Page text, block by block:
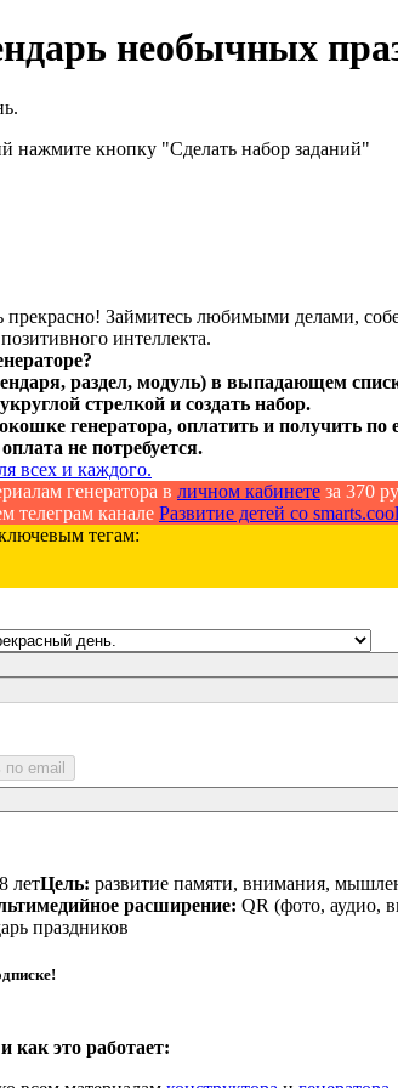
необычных
нажмите кнопку "Сделать набор заданий"
прекрасно! Займитесь любимыми делами,
интеллекта.
раздел, модуль) в выпадающем
стрелкой и создать набор.
генератора, оплатить и получить
не потребуется.
всех и каждого.
генератора в личном кабинете за 370
телеграм канале Развитие детей со smarts.cool
тегам:
email
летЦель: развитие памяти, внимания,
расширение: QR (фото, аудио,
праздников
как это работает: